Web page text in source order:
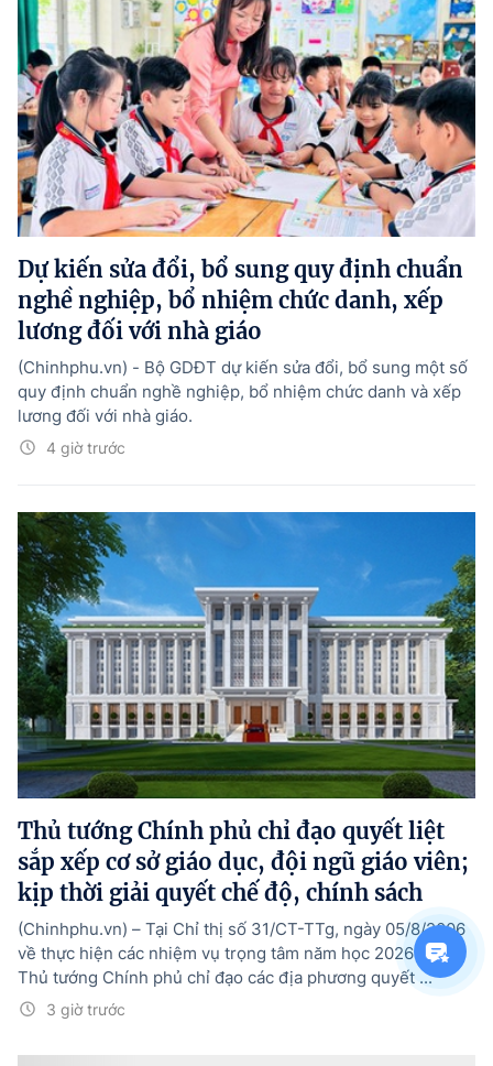
Dự kiến sửa đổi, bổ sung quy định chuẩn
nghề nghiệp, bổ nhiệm chức danh, xếp
lương đối với nhà giáo
4 giờ trước
(Chinhphu.vn) - Bộ GDĐT dự kiến sửa đổi, bổ sung một số
quy định chuẩn nghề nghiệp, bổ nhiệm chức danh và xếp
lương đối với nhà giáo.
Thủ tướng Chính phủ chỉ đạo quyết liệt
sắp xếp cơ sở giáo dục, đội ngũ giáo viên;
kịp thời giải quyết chế độ, chính sách
3 giờ trước
(Chinhphu.vn) – Tại Chỉ thị số 31/CT-TTg, ngày 05/8/2006
về thực hiện các nhiệm vụ trọng tâm năm học 2026-2027,
Thủ tướng Chính phủ chỉ đạo các địa phương quyết ...